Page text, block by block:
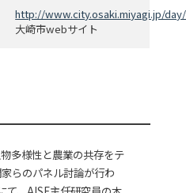
http://www.city.osaki.miyagi.jp/
大崎市webサイト
多様性と農業の共存をテ
らのパネル討論が行わ